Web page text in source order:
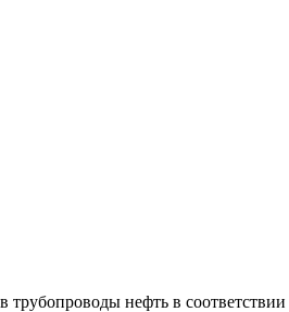
в трубопроводы нефть в